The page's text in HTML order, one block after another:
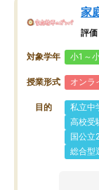
家
評価
対象学年 小1～
授業形式 オンラ
目的 私立中
高校受
国公立
総合型